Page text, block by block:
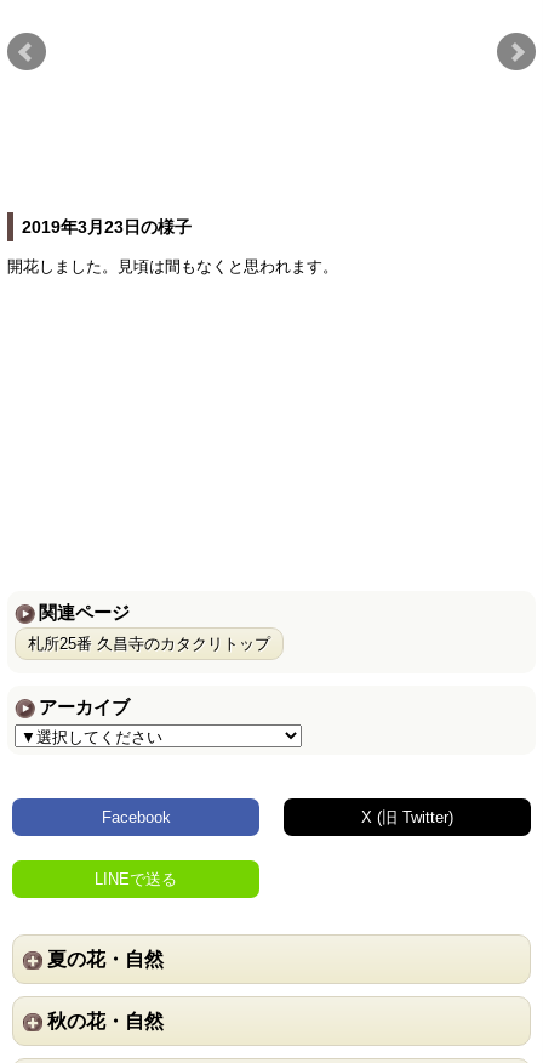
2019年3月23日の様子
開花しました。見頃は間もなくと思われます。
関連ページ
札所25番 久昌寺のカタクリトップ
アーカイブ
Facebook X (旧 Twitter)
LINEで送る
夏の花・自然
秋の花・自然